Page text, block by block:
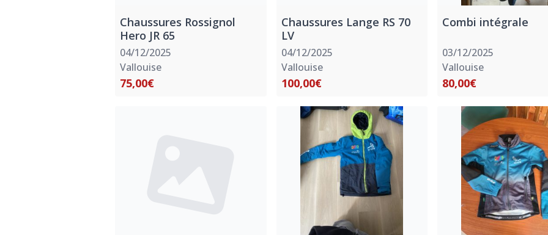
Chaussures Rossignol
Hero JR 65
04/12/2025
Vallouise
75,00€
Chaussures Lange RS 70
LV
04/12/2025
Vallouise
100,00€
Combi intégrale
03/12/2025
Vallouise
80,00€